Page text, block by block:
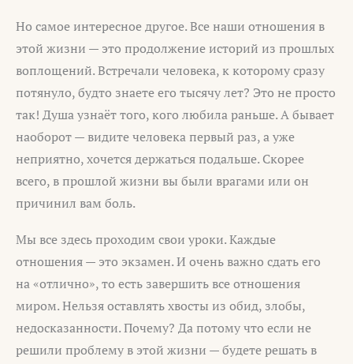
Но самое интересное другое. Все наши отношения в
этой жизни — это продолжение историй из прошлых
воплощений. Встречали человека, к которому сразу
потянуло, будто знаете его тысячу лет? Это не просто
так! Душа узнаёт того, кого любила раньше. А бывает
наоборот — видите человека первый раз, а уже
неприятно, хочется держаться подальше. Скорее
всего, в прошлой жизни вы были врагами или он
причинил вам боль.
Мы все здесь проходим свои уроки. Каждые
отношения — это экзамен. И очень важно сдать его
на «отлично», то есть завершить все отношения
миром. Нельзя оставлять хвосты из обид, злобы,
недосказанности. Почему? Да потому что если не
решили проблему в этой жизни — будете решать в